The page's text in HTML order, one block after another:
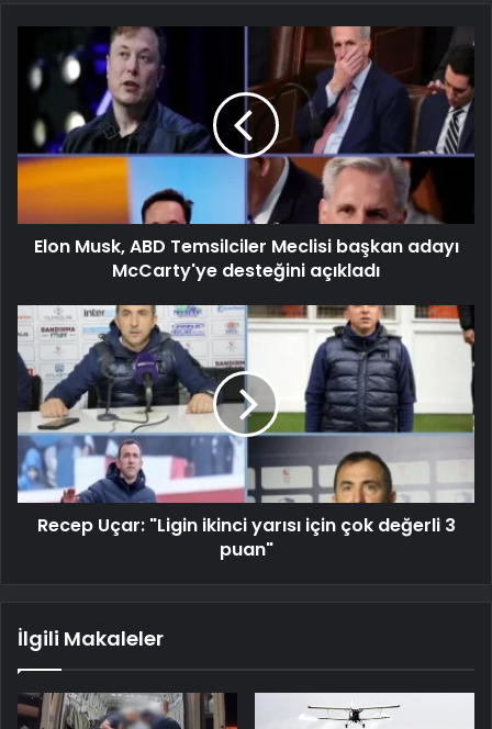
Elon Musk, ABD Temsilciler Meclisi başkan adayı
McCarty'ye desteğini açıkladı
Recep Uçar: "Ligin ikinci yarısı için çok değerli 3
puan"
İlgili Makaleler